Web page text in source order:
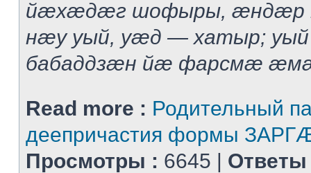
йæхæдæг шофыры, æндæр
нæу уый, уæд — хатыр;
бабаддзæн йæ фарсмæ
Read more : Родительный
деепричастия формы
Просмотры : 6645 | Ответы